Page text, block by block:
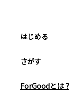
はじめる
さがす
ForGoodとは？